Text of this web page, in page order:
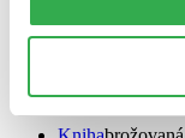
ekonomických tém.
reforma systému